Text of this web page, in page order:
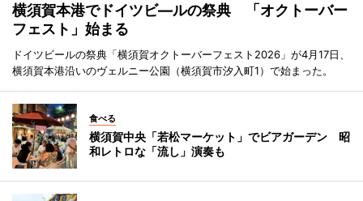
横須賀本港でドイツビ―ルの祭典 「オクトーバー
フェスト」始まる
ドイツビールの祭典「横須賀オクトーバーフェスト2026」が4月17日、
横須賀本港沿いのヴェルニー公園（横須賀市汐入町1）で始まった。
食べる
横須賀中央「若松マーケット」でビアガーデン 昭
和レトロな「流し」演奏も